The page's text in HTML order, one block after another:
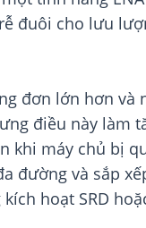
đuôi cho lưu
đơn lớn hơn và
điều này làm
máy chủ bị
đường và sắp
hoạt SRD